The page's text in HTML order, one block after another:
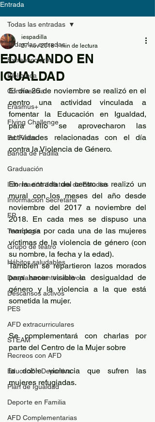
Entrada
Todas las entradas
Extraescolares
Biblioteca
Convivencia
Erasmus+
Flying Challenge
Ed. Física
Banda de Padilla
Graduación
Información Jefatura de Estudios
Información Secretaría
FP
Tecnología
Grupo de teatro
Hábitos saludables
Desplazamientos activos
Descansos activos
PES
AFD extracurriculares
STEAM
Recreos con AFD
Educación Deportiva
Plan de Igualdad
Deporte en Familia
AFD Complementarias
Todas las entradas
EDUCANDO EN
IGUALDAD
iespadilla
27 nov 2018 1 min de lectura
El día 26 de noviembre se realizó en el
centro una actividad vinculada a
fomentar la Educación en Igualdad,
para ello se aprovecharon las
actividades relacionadas con el día
contra la Violencia de Género.
En la entrada del centro se realizó un
mural con los meses del año desde
noviembre del 2017 a noviembre del
2018. En cada mes se dispuso una
mariposa por cada una de las mujeres
víctimas de la violencia de género (con
su nombre, la fecha y la edad).
También se repartieron lazos morados
para hacer visible la desigualdad de
género y la violencia a la que está
sometida la mujer.
Se complementará con charlas por
parte del Centro de la Mujer sobre
la doble violencia que sufren las
mujeres refugiadas.